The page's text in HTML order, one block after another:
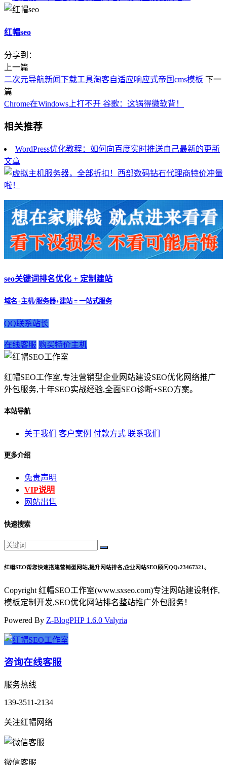
红帽seo
分享到：
上一篇
二次元导航新闻下载工具淘客自适应响应式帝国cms模板 下一
篇
Chrome在Windows上打不开 谷歌：这锅得微软背！
相关推荐
WordPress优化教程：如何向百度实时推送自己最新的更新
文章
seo关键词排名优化 + 定制建站
域名+主机/服务器+建站 = 一站式服务
QQ联系站长
在线客服 购买特价主机
红帽SEO工作室,专注营销型企业网站建设SEO优化网络推广
外包服务,十年SEO实战经验,全面SEO诊断+SEO方案。
本站导航
关于我们 客户案例 付款方式 联系我们
更多介绍
免责声明
VIP说明
网站出售
快速搜索
红帽SEO帮您快速搭建营销型网站,提升网站排名,企业网站SEO顾问QQ:23467321。
Copyright 红帽SEO工作室(www.sxseo.com)专注网站建设制作,
模板定制开发,SEO优化网站排名整站推广外包服务！
Powered By Z-BlogPHP 1.6.0 Valyria
咨询在线客服
服务热线
139-3511-2134
关注红帽网络
微信客服